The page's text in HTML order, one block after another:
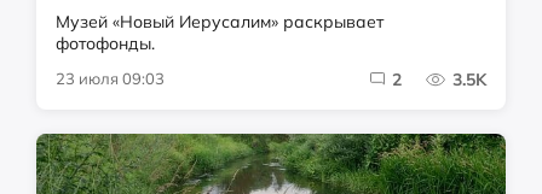
Музей «Новый Иерусалим» раскрывает
фотофонды.
23 июля 09:03 2 3.5K